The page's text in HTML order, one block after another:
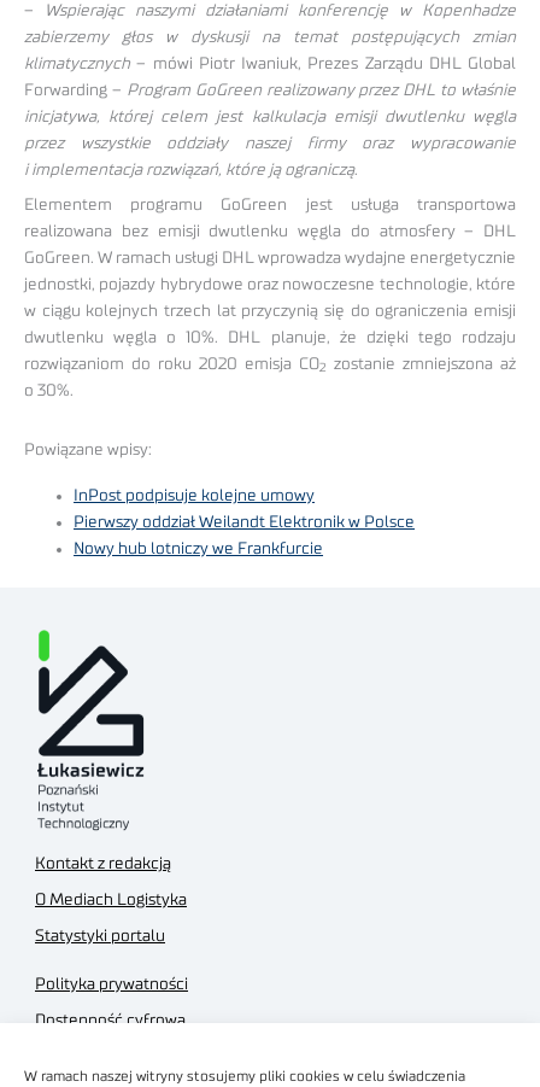
W ramach naszej witryny stosujemy pliki cookies w celu świadczenia
–
Wspierając naszymi działaniami konferencję w Kopenhadze
zabierzemy głos w dyskusji na temat postępujących zmian
klimatycznych – mówi Piotr Iwaniuk, Prezes Zarządu DHL Global
Forwarding – Program GoGreen realizowany przez DHL to właśnie
inicjatywa, której celem jest kalkulacja emisji dwutlenku węgla
przez wszystkie oddziały naszej firmy oraz wypracowanie
i implementacja rozwiązań, które ją ograniczą.
Elementem programu GoGreen jest usługa transportowa
realizowana bez emisji dwutlenku węgla do atmosfery – DHL
GoGreen. W ramach usługi DHL wprowadza wydajne energetycznie
jednostki, pojazdy hybrydowe oraz nowoczesne technologie, które
w ciągu kolejnych trzech lat przyczynią się do ograniczenia emisji
dwutlenku węgla o 10%. DHL planuje, że dzięki tego rodzaju
rozwiązaniom do roku 2020 emisja CO2
zostanie zmniejszona aż
o 30%.
Powiązane wpisy:
InPost podpisuje kolejne umowy
Pierwszy oddział Weilandt Elektronik w Polsce
Nowy hub lotniczy we Frankfurcie
Kontakt z redakcją
O Mediach Logistyka
Statystyki portalu
Polityka prywatności
Dostępność cyfrowa